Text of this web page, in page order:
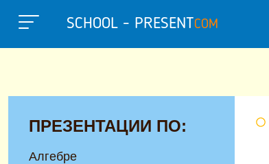
SCHOOL - PRESENTCOM
ПРЕЗЕНТАЦИИ ПО:
Алгебре